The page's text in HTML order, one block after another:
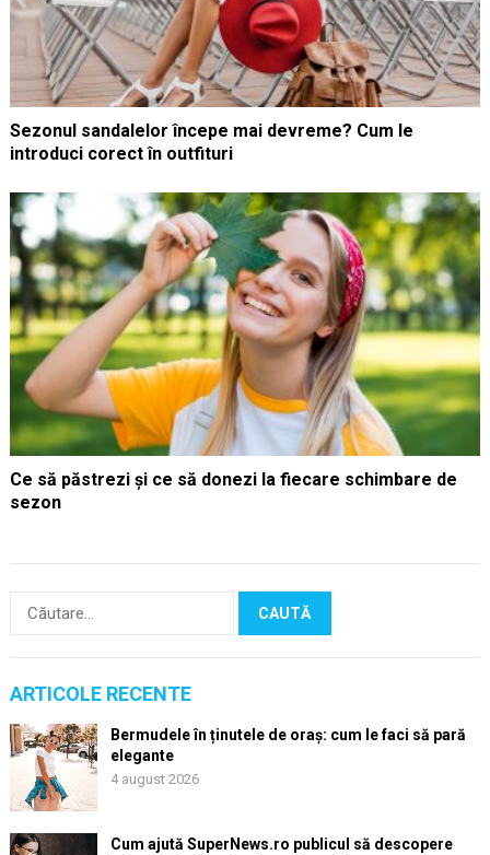
Sezonul sandalelor începe mai devreme? Cum le
introduci corect în outfituri
Ce să păstrezi și ce să donezi la fiecare schimbare de
sezon
Caută
ARTICOLE RECENTE
Bermudele în ținutele de oraș: cum le faci să pară
elegante
4 august 2026
Cum ajută SuperNews.ro publicul să descopere